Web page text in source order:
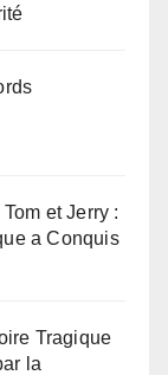
et Jerry :
a Conquis
Tragique
la